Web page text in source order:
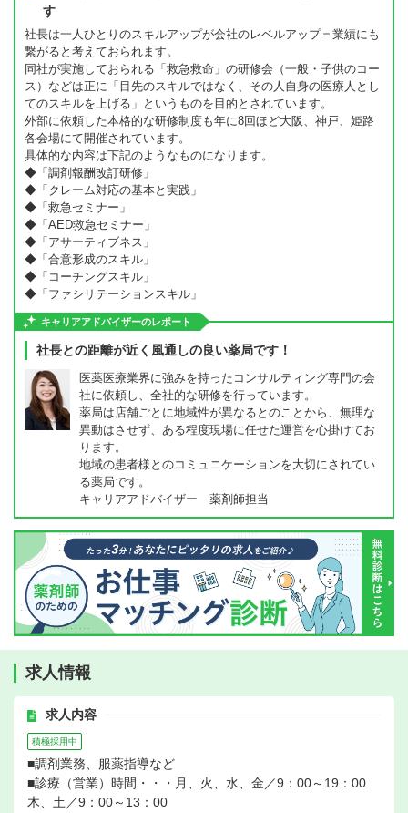
す
社長は一人ひとりのスキルアップが会社のレベルアップ＝業績にも
繋がると考えておられます。
同社が実施しておられる「救急救命」の研修会（一般・子供のコー
ス）などは正に「目先のスキルではなく、その人自身の医療人とし
てのスキルを上げる」というものを目的とされています。
外部に依頼した本格的な研修制度も年に8回ほど大阪、神戸、姫路
各会場にて開催されています。
具体的な内容は下記のようなものになります。
◆「調剤報酬改訂研修」
◆「クレーム対応の基本と実践」
◆「救急セミナー」
◆「AED救急セミナー」
◆「アサーティブネス」
◆「合意形成のスキル」
◆「コーチングスキル」
◆「ファシリテーションスキル」
キャリアアドバイザーのレポート
社長との距離が近く風通しの良い薬局です！
医薬医療業界に強みを持ったコンサルティング専門の会
社に依頼し、全社的な研修を行っています。
薬局は店舗ごとに地域性が異なるとのことから、無理な
異動はさせず、ある程度現場に任せた運営を心掛けてお
ります。
地域の患者様とのコミュニケーションを大切にされてい
る薬局です。
キャリアアドバイザー 薬剤師担当
求人情報
求人内容
積極採用中
■調剤業務、服薬指導など
■診療（営業）時間・・・月、火、水、金／9：00～19：00
木、土／9：00～13：00